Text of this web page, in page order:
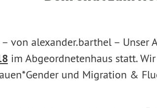
von alexander.barthel – Unser
im Abgeordnetenhaus statt.
und Migration &